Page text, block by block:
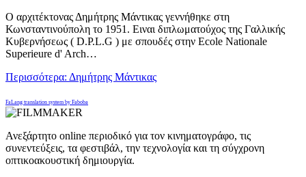
Ο αρχιτέκτονας Δημήτρης Μάντικας γεννήθηκε στη
Κωνσταντινούπολη το 1951. Ειναι διπλωματούχος της Γαλλικής
Κυβερνήσεως ( D.P.L.G ) με σπουδές στην Ecole Nationale
Superieure d' Arch…
Περισσότερα: Δημήτρης Μάντικας
FaLang translation system by Faboba
Ανεξάρτητο online περιοδικό για τον κινηματογράφο, τις
συνεντεύξεις, τα φεστιβάλ, την τεχνολογία και τη σύγχρονη
οπτικοακουστική δημιουργία.